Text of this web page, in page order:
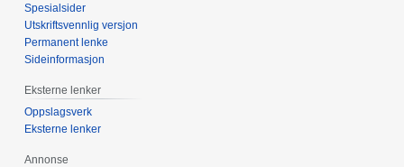
Spesialsider
Utskriftsvennlig versjon
Permanent lenke
Sideinformasjon
Eksterne lenker
Oppslagsverk
Eksterne lenker
Annonse